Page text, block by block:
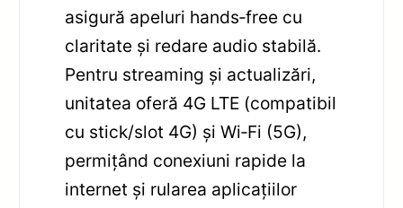
asigură apeluri hands‑free cu
claritate și redare audio stabilă.
Pentru streaming și actualizări,
unitatea oferă 4G LTE (compatibil
cu stick/slot 4G) și Wi‑Fi (5G),
permițând conexiuni rapide la
internet și rularea aplicațiilor